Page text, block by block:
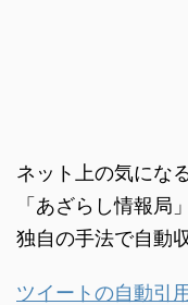
ネット上の気にな
「あざらし情報局
独自の手法で自動
ツイートの自動引